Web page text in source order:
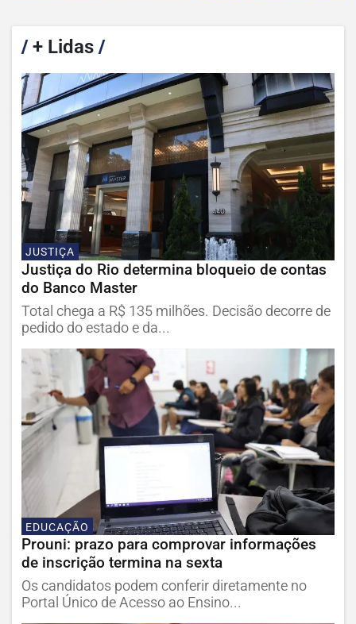
/+ Lidas /
JUSTIÇA
Justiça do Rio determina bloqueio de contas
do Banco Master
Total chega a R$ 135 milhões. Decisão decorre de
pedido do estado e da...
EDUCAÇÃO
Prouni: prazo para comprovar informações
de inscrição termina na sexta
Os candidatos podem conferir diretamente no
Portal Único de Acesso ao Ensino...